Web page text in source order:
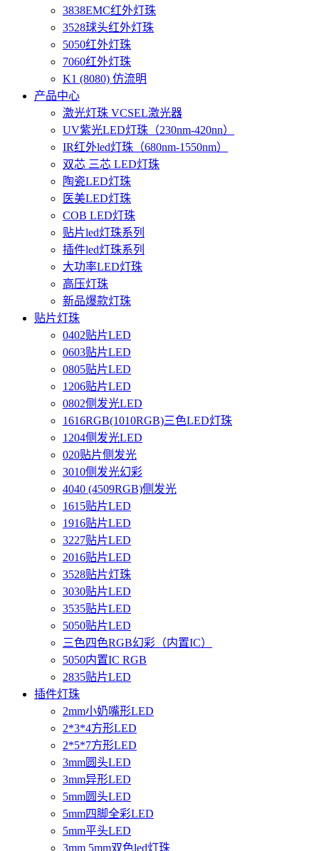
3838EMC红外灯珠
3528球头红外灯珠
5050红外灯珠
7060红外灯珠
K1 (8080) 仿流明
产品中心
激光灯珠 VCSEL激光器
UV紫光LED灯珠（230nm-420nn）
IR红外led灯珠（680nm-1550nm）
双芯 三芯 LED灯珠
陶瓷LED灯珠
医美LED灯珠
COB LED灯珠
贴片led灯珠系列
插件led灯珠系列
大功率LED灯珠
高压灯珠
新品爆款灯珠
贴片灯珠
0402贴片LED
0603贴片LED
0805贴片LED
1206贴片LED
0802侧发光LED
1616RGB(1010RGB)三色LED灯珠
1204侧发光LED
020贴片侧发光
3010侧发光幻彩
4040 (4509RGB)侧发光
1615贴片LED
1916贴片LED
3227贴片LED
2016贴片LED
3528贴片灯珠
3030贴片LED
3535贴片LED
5050贴片LED
三色四色RGB幻彩（内置IC）
5050内置IC RGB
2835贴片LED
插件灯珠
2mm小奶嘴形LED
2*3*4方形LED
2*5*7方形LED
3mm圆头LED
3mm异形LED
5mm圆头LED
5mm四脚全彩LED
5mm平头LED
3mm 5mm双色led灯珠